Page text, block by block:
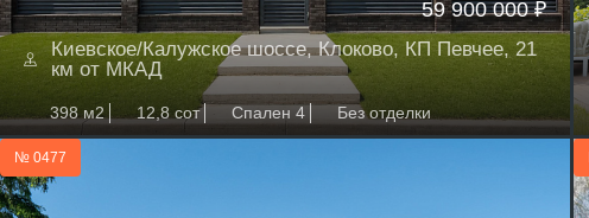
59 900 000 ₽
Киевское/Калужское шоссе, Клоково, КП Певчее, 21
км от МКАД
398 м2 12,8 сот Спален 4 Без отделки
№ 0477